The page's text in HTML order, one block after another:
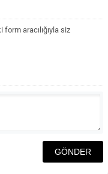
aracılığıyla siz